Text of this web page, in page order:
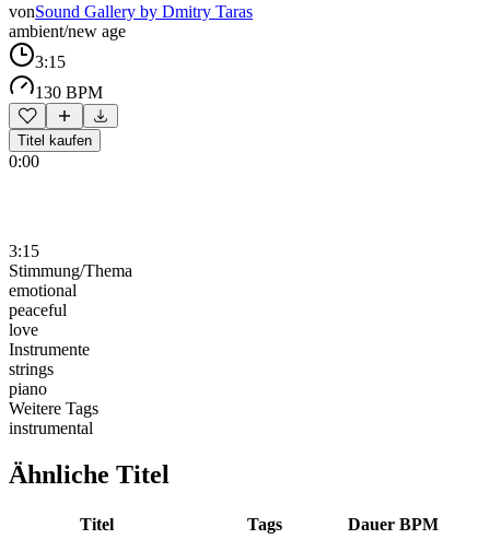
vonSound Gallery by Dmitry Taras
ambient/new age
3:15
130 BPM
Titel kaufen
0:00
3:15
Stimmung/Thema
emotional
peaceful
love
Instrumente
strings
piano
Weitere Tags
instrumental
Ähnliche Titel
Titel Tags Dauer BPM